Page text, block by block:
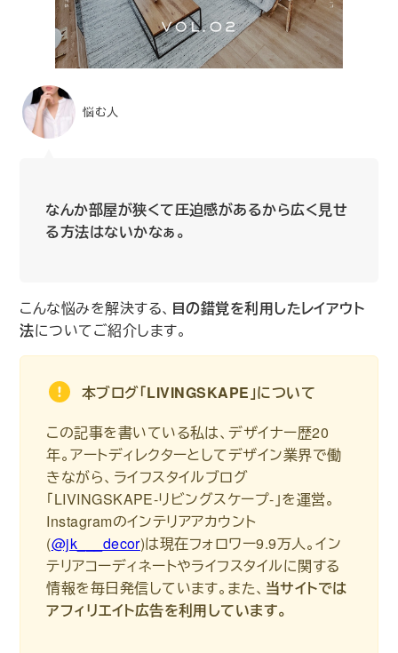
悩む人
なんか部屋が狭くて圧迫感があるから広く見せ
る方法はないかなぁ。
こんな悩みを解決する、 目の錯覚を利用したレイアウト
法についてご紹介します。
本ブログ｢LIVINGSKAPE｣について
この記事を書いている私は、デザイナー歴20
年。アートディレクターとしてデザイン業界で働
きながら、ライフスタイルブログ
｢LIVINGSKAPE-リビングスケープ-｣を運営。
Instagramのインテリアアカウント
(@jk___decor)は現在フォロワー9.9万人。イン
テリアコーディネートやライフスタイルに関する
情報を毎日発信しています。また、 当サイトでは
アフィリエイト広告を利用しています。